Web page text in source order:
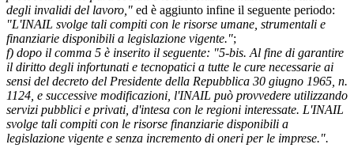
degli invalidi del lavoro," ed è aggiunto infine il seguente periodo:
"L'INAIL svolge tali compiti con le risorse umane, strumentali e
finanziarie disponibili a legislazione vigente.";
f) dopo il comma 5 è inserito il seguente: "5-bis. Al fine di garantire
il diritto degli infortunati e tecnopatici a tutte le cure necessarie ai
sensi del decreto del Presidente della Repubblica 30 giugno 1965, n.
1124, e successive modificazioni, l'INAIL può provvedere utilizzando
servizi pubblici e privati, d'intesa con le regioni interessate. L'INAIL
svolge tali compiti con le risorse finanziarie disponibili a
legislazione vigente e senza incremento di oneri per le imprese.".